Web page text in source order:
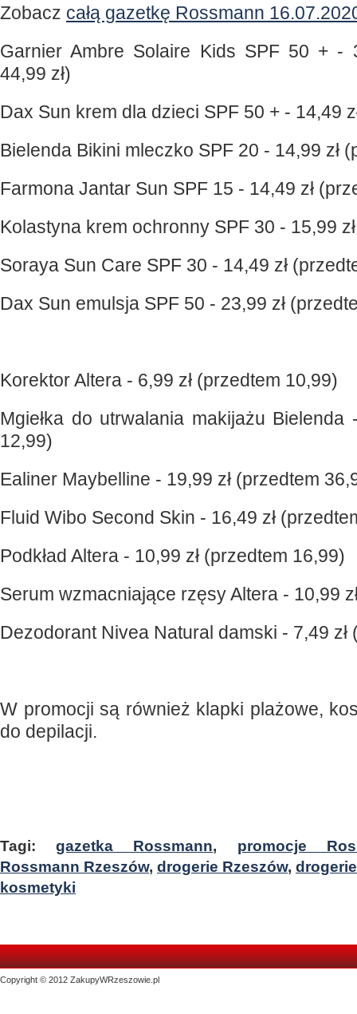
Zobacz całą gazetkę Rossmann
Garnier Ambre Solaire Kids SPF 50 + -
44,99 zł)
Dax Sun krem dla dzieci SPF 50 + - 14,49
Bielenda Bikini mleczko SPF 20 - 14,99 zł
Farmona Jantar Sun SPF 15 - 14,49 zł
Kolastyna krem ochronny SPF 30 - 15,99
Soraya Sun Care SPF 30 - 14,49 zł
Dax Sun emulsja SPF 50 - 23,99 zł
Korektor Altera - 6,99 zł (przedtem 10,99)
Mgiełka do utrwalania makijażu Bielenda
12,99)
Ealiner Maybelline - 19,99 zł (przedtem
Fluid Wibo Second Skin - 16,49 zł
Podkład Altera - 10,99 zł (przedtem 16,99)
Serum wzmacniające rzęsy Altera - 10,99
Dezodorant Nivea Natural damski - 7,49 zł
W promocji są również klapki plażowe,
do depilacji.
Tagi:gazetka Rossmann, promocje
Rossmann Rzeszów, drogerie Rzeszów, drogerie
kosmetyki
Copyright © 2012 ZakupyWRzeszowie.pl